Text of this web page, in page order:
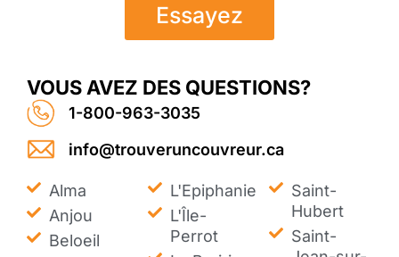
Essayez
VOUS AVEZ DES QUESTIONS?
1-800-963-3035
info@trouveruncouvreur.ca
Alma
Anjou
Beloeil
L'Epiphanie
L'Île-
Perrot
Saint-
Hubert
Saint-